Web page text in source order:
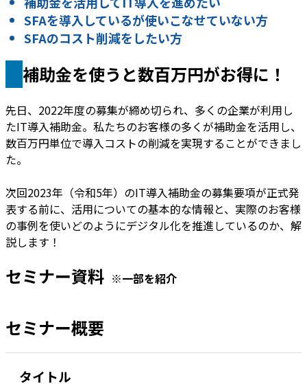
SFAを導入しているが使いこなせていない方
SFAのコスト削減をしたい方
補助金を使うと数百万円がお得に！
先日、2022年度の募集が締め切られ、多くの企業が利用し
たIT導入補助金。私たちのお客様の多くが補助金を活用し、
数百万円単位で導入コストの削減を実現することができまし
た。
次回2023年（令和5年）のIT導入補助金の募集要項が正式発
表する前に、活用についての基本的な情報と、実際のお客様
の事例を使いどのようにデジタル化を推進しているのか、解
説します！
セミナー資料 ※一部を紹介
セミナー概要
タイトル